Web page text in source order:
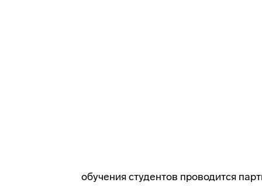
обучения студентов проводится